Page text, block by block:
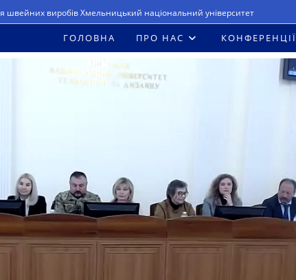
швейних виробів Хмельницький національний університет
ГОЛОВНА ПРО НАС КОНФЕРЕНЦІЇ